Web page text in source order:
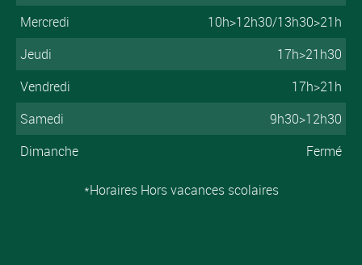
Mercredi
10h>12h30/13h30>21h
Jeudi
17h>21h30
Vendredi
17h>21h
Samedi
9h30>12h30
Dimanche
Fermé
*Horaires Hors vacances scolaires